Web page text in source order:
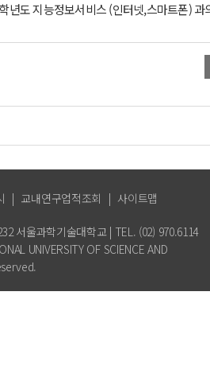
년도 지능정보서비스 (인터넷,스마트폰) 과
| 교내연구업적조회 | 사이트맵
서울과학기술대학교 | TEL. (02) 970.6114
UNIVERSITY OF SCIENCE AND